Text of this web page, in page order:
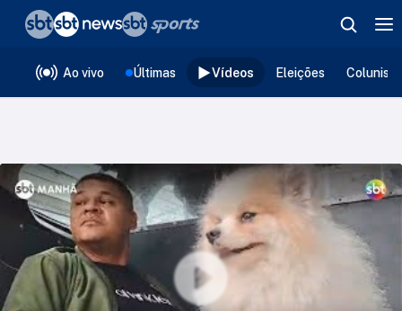
Ao vivo Últimas Vídeos Eleições
❮voltar
Editorias